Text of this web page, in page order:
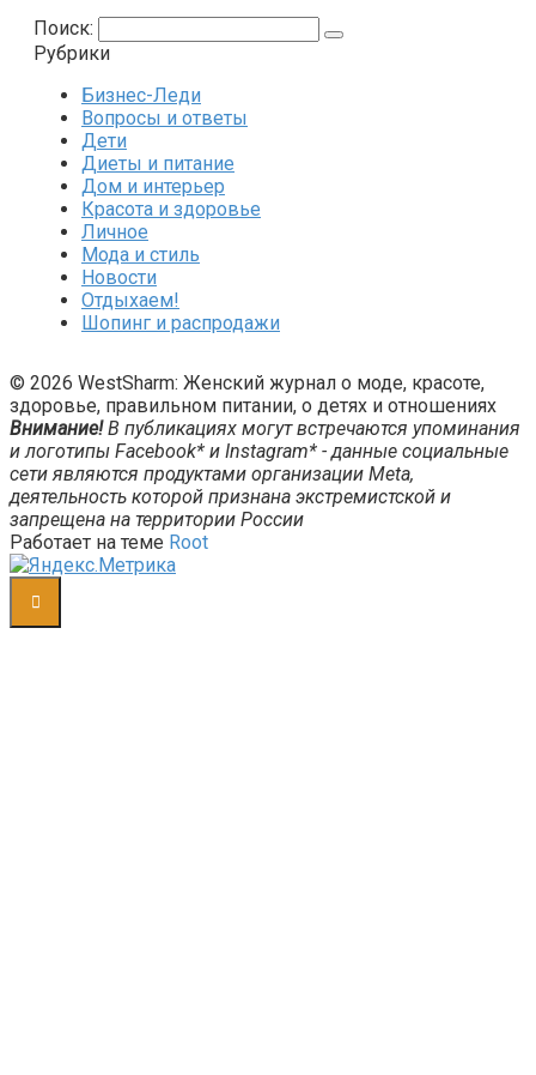
Поиск:
Рубрики
Бизнес-Леди
Вопросы и ответы
Дети
Диеты и питание
Дом и интерьер
Красота и здоровье
Личное
Мода и стиль
Новости
Отдыхаем!
Шопинг и распродажи
© 2026 WestSharm: Женский журнал о моде, красоте,
здоровье, правильном питании, о детях и отношениях
Внимание!В публикациях могут встречаются упоминания
и логотипы Facebook* и Instagram* - данные социальные
сети являются продуктами организации Meta,
деятельность которой признана экстремистской и
запрещена на территории России
Работает на теме Root